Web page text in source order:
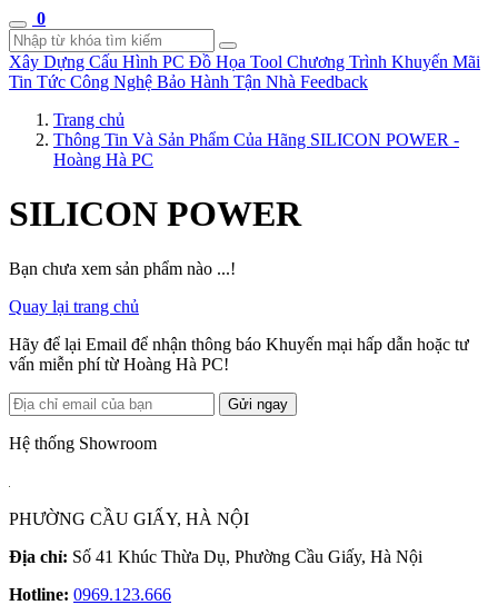
0
Xây Dựng Cấu Hình PC Đồ Họa Tool Chương Trình Khuyến Mãi
Tin Tức Công Nghệ Bảo Hành Tận Nhà Feedback
Trang chủ
Thông Tin Và Sản Phẩm Của Hãng SILICON POWER -
Hoàng Hà PC
SILICON POWER
Bạn chưa xem sản phẩm nào ...!
Quay lại trang chủ
Hãy để lại Email để nhận thông báo Khuyến mại hấp dẫn hoặc tư
vấn miễn phí từ Hoàng Hà PC!
Gửi ngay
Hệ thống Showroom
PHƯỜNG CẦU GIẤY, HÀ NỘI
Địa chỉ: Số 41 Khúc Thừa Dụ, Phường Cầu Giấy, Hà Nội
Hotline: 0969.123.666